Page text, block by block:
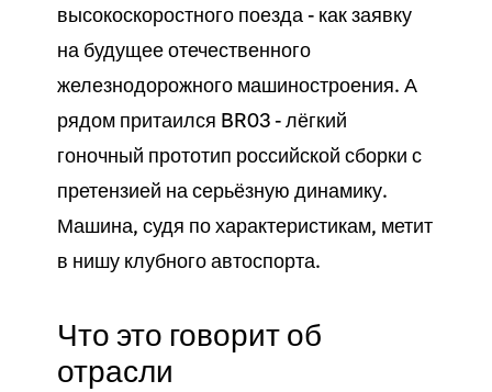
высокоскоростного поезда - как заявку
на будущее отечественного
железнодорожного машиностроения. А
рядом притаился BR03 - лёгкий
гоночный прототип российской сборки с
претензией на серьёзную динамику.
Машина, судя по характеристикам, метит
в нишу клубного автоспорта.
Что это говорит об
отрасли